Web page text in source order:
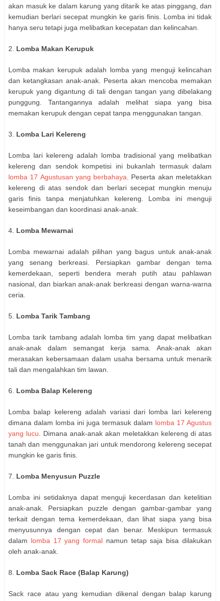
akan masuk ke dalam karung yang ditarik ke atas pinggang, dan
kemudian berlari secepat mungkin ke garis finis. Lomba ini tidak
hanya seru tetapi juga melibatkan kecepatan dan kelincahan.
2. Lomba Makan Kerupuk
Lomba makan kerupuk adalah lomba yang menguji kelincahan
dan ketangkasan anak-anak. Peserta akan mencoba memakan
kerupuk yang digantung di tali dengan tangan yang dibelakang
punggung. Tantangannya adalah melihat siapa yang bisa
memakan kerupuk dengan cepat tanpa menggunakan tangan.
3. Lomba Lari Kelereng
Lomba lari kelereng adalah lomba tradisional yang melibatkan
kelereng dan sendok kompetisi ini bukanlah termasuk dalam
lomba 17 Agustusan yang berbahaya. Peserta akan meletakkan
kelereng di atas sendok dan berlari secepat mungkin menuju
garis finis tanpa menjatuhkan kelereng. Lomba ini menguji
keseimbangan dan koordinasi anak-anak.
4. Lomba Mewarnai
Lomba mewarnai adalah pilihan yang bagus untuk anak-anak
yang senang berkreasi. Persiapkan gambar dengan tema
kemerdekaan, seperti bendera merah putih atau pahlawan
nasional, dan biarkan anak-anak berkreasi dengan warna-warna
ceria.
5. Lomba Tarik Tambang
Lomba tarik tambang adalah lomba tim yang dapat melibatkan
anak-anak dalam semangat kerja sama. Anak-anak akan
merasakan kebersamaan dalam usaha bersama untuk menarik
tali dan mengalahkan tim lawan.
6. Lomba Balap Kelereng
Lomba balap kelereng adalah variasi dari lomba lari kelereng
dimana dalam lomba ini juga termasuk dalam lomba 17 Agustus
yang lucu. Dimana anak-anak akan meletakkan kelereng di atas
tanah dan menggunakan jari untuk mendorong kelereng secepat
mungkin ke garis finis.
7. Lomba Menyusun Puzzle
Lomba ini setidaknya dapat menguji kecerdasan dan ketelitian
anak-anak. Persiapkan puzzle dengan gambar-gambar yang
terkait dengan tema kemerdekaan, dan lihat siapa yang bisa
menyusunnya dengan cepat dan benar. Meskipun termasuk
dalam lomba 17 yang formal namun tetap saja bisa dilakukan
oleh anak-anak.
8. Lomba Sack Race (Balap Karung)
Sack race atau yang kemudian dikenal dengan balap karung